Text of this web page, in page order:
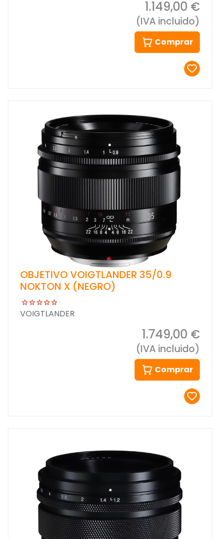
1.149,00 €
(IVA incluido)
Comprar
OBJETIVO VOIGTLANDER 35/0.9
NOKTON X (NEGRO)
VOIGTLANDER
1.749,00 €
(IVA incluido)
Comprar